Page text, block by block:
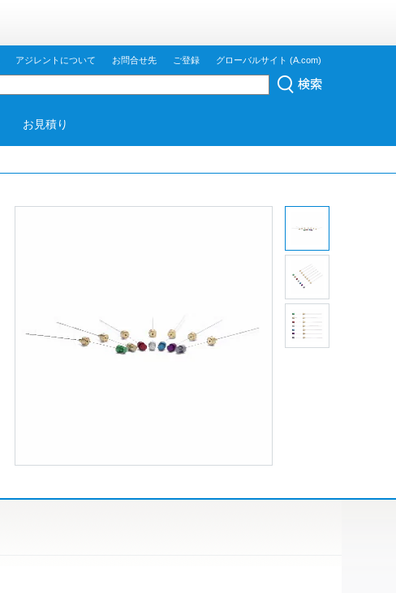
アジレントについて お問合せ先 ご登録 グローバルサイト (A.com)
お見積り